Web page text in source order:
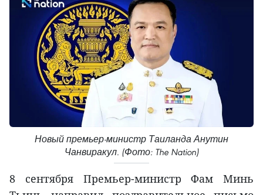
Новый премьер-министр Таиланда Анутин
Чанвиракул. (Фото: The Nation)
8 сентября Премьер-министр Фам Минь